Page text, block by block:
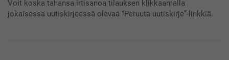
Voit koska tahansa irtisanoa tilauksen klikkaamalla
jokaisessa uutiskirjeessä olevaa “Peruuta uutiskirje”-linkkiä.